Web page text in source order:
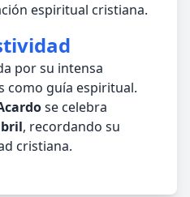
espiritual cristiana.
por su intensa
como guía espiritual.
se celebra
, recordando su
cristiana.